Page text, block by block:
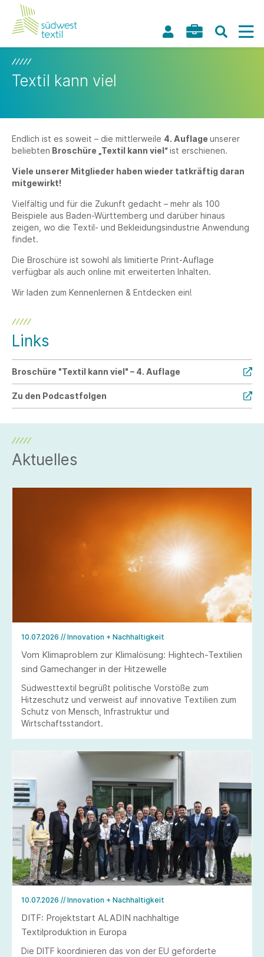
Textil kann viel
Endlich ist es soweit – die mittlerweile 4. Auflage unserer
beliebten Broschüre „Textil kann viel“ist erschienen.
Viele unserer Mitglieder haben wieder tatkräftig daran
mitgewirkt!
Vielfältig und für die Zukunft gedacht – mehr als 100
Beispiele aus Baden-Württemberg und darüber hinaus
zeigen, wo die Textil- und Bekleidungsindustrie Anwendung
findet.
Die Broschüre ist sowohl als limitierte Print-Auflage
verfügbar als auch online mit erweiterten Inhalten.
Wir laden zum Kennenlernen & Entdecken ein!
Links
Broschüre "Textil kann viel" – 4. Auflage
Zu den Podcastfolgen
Aktuelles
10.07.2026 // Innovation + Nachhaltigkeit
Vom Klimaproblem zur Klimalösung: Hightech-Textilien
sind Gamechanger in der Hitzewelle
Südwesttextil begrüßt politische Vorstöße zum
Hitzeschutz und verweist auf innovative Textilien zum
Schutz von Mensch, Infrastruktur und
Wirtschaftsstandort.
10.07.2026 // Innovation + Nachhaltigkeit
DITF: Projektstart ALADIN nachhaltige
Textilproduktion in Europa
Die DITF koordinieren das von der EU geförderte